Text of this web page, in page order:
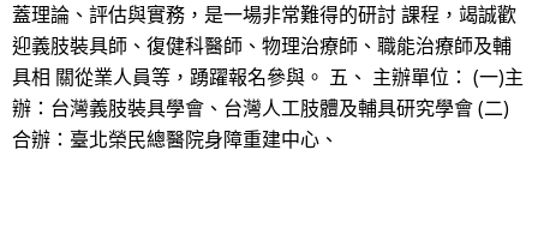
蓋理論、評估與實務，是一場非常難得的研討 課程，竭誠歡
迎義肢裝具師、復健科醫師、物理治療師、職能治療師及輔
具相 關從業人員等，踴躍報名參與。 五、 主辦單位： (一)主
辦：台灣義肢裝具學會、台灣人工肢體及輔具研究學會 (二)
合辦：臺北榮民總醫院身障重建中心、